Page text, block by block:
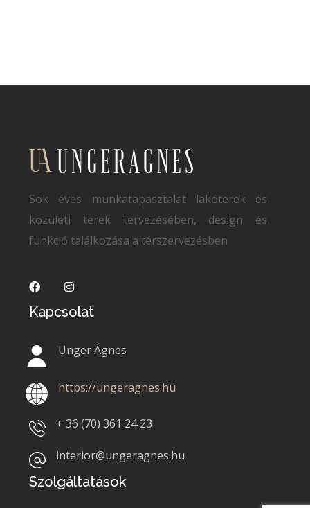
Sok éves munkatapasztalat lakóterek és
közületi terek tervezésében, design és
funkció találkozása a térszervezésben
Kapcsolat
Unger Ágnes
https://ungeragnes.hu
+ 36 (70)361 24 23
interior@ungeragnes.hu
Szolgáltatások